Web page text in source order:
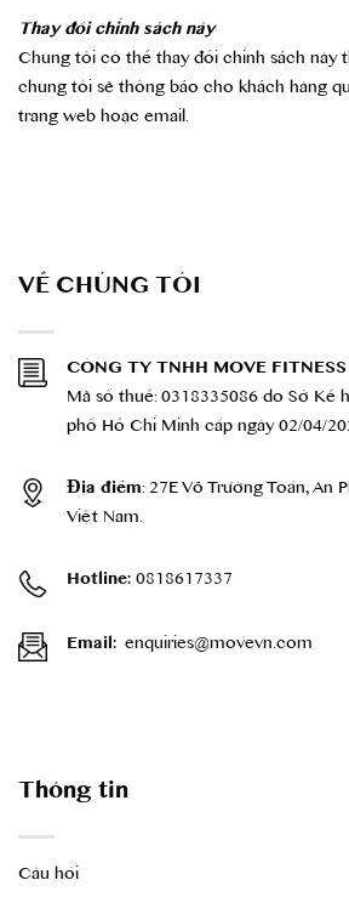
Thay đổi chính sách này
Chúng tôi có thể thay đổi chính sách này
chúng tôi sẽ thông báo cho khách hàng
trang web hoặc email.
VỀ CHÚNG TÔI
CÔNG TY TNHH MOVE FITNESS
Mã số thuế: 0318335086 do Sở Kế
phố Hồ Chí Minh cấp ngày 02/04/
Địa điểm: 27E Võ Trường Toản, An
Việt Nam.
Hotline: 0818617337
Email: enquiries@movevn.com
Thông tin
Câu hỏi